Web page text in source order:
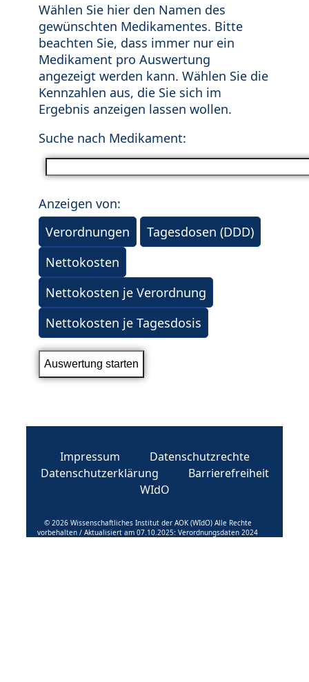
Wählen Sie hier den Namen des
gewünschten Medikamentes. Bitte
beachten Sie, dass immer nur ein
Medikament pro Auswertung
angezeigt werden kann. Wählen Sie die
Kennzahlen aus, die Sie sich im
Ergebnis anzeigen lassen wollen.
Suche nach Medikament:
Anzeigen von:
Verordnungen
Tagesdosen (DDD)
Nettokosten
Nettokosten je Verordnung
Nettokosten je Tagesdosis
Impressum
Datenschutzrechte
Datenschutzerklärung
Barrierefreiheit
WIdO
© 2026 Wissenschaftliches Institut der AOK (WIdO) Alle Rechte
vorbehalten / Aktualisiert am 07.10.2025: Verordnungsdaten 2024